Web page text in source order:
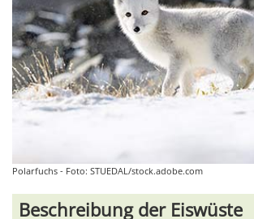
Polarfuchs - Foto: STUEDAL/stock.adobe.com
Beschreibung der Eiswüste